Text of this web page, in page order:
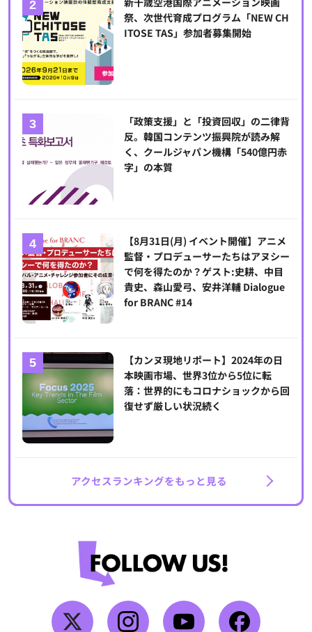
祭、次世代育成プログラム「NEW CH
ITOSE TAS」参加者募集開始
「政策支援」と「投資回収」の二律背
反。韓国コンテンツ振興院が読み解
く、クールジャパン機構「540億円赤
字」の本質
【8月31日(月) イベント開催】アニメ
監督・プロデューサーたちはアヌシー
で何を得たのか？ゲスト:史耕、中目
貴史、森山愛弓、安井洋輔 Dialogue
for BRANC #14
【カンヌ現地リポート】2024年の日
本映画市場、世界3位から5位に転
落：世界的にもコロナショックから回
復せず厳しい状況続く
アクセスランキングをもっと見る